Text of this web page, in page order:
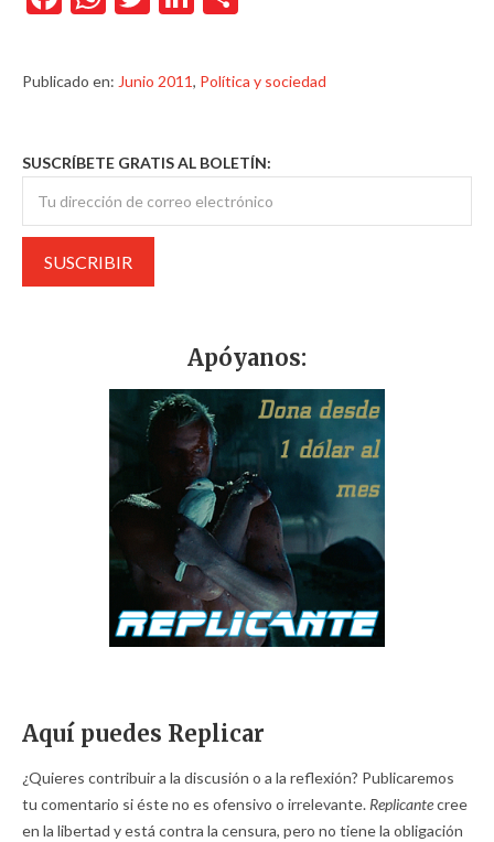
Publicado en: Junio 2011, Política y sociedad
SUSCRÍBETE GRATIS AL BOLETÍN:
Apóyanos:
Aquí puedes Replicar
¿Quieres contribuir a la discusión o a la reflexión? Publicaremos
tu comentario si éste no es ofensivo o irrelevante. Replicantecree
en la libertad y está contra la censura, pero no tiene la obligación